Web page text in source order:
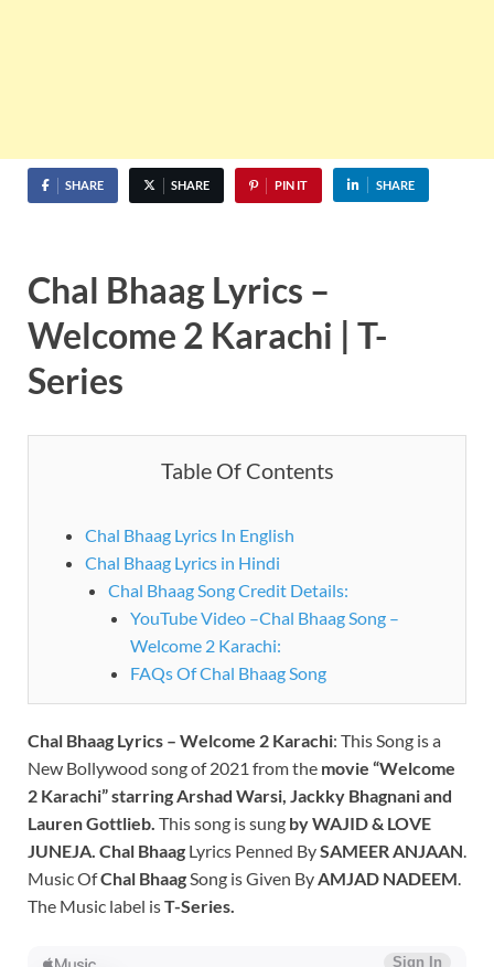
SHARE SHARE PIN IT SHARE
Chal Bhaag Lyrics –
Welcome 2 Karachi | T-
Series
Table Of Contents
Chal Bhaag Lyrics In English
Chal Bhaag Lyrics in Hindi
Chal Bhaag Song Credit Details:
YouTube Video –Chal Bhaag Song –
Welcome 2 Karachi:
FAQs Of Chal Bhaag Song
Chal Bhaag Lyrics – Welcome 2 Karachi: This Song is a
New Bollywood song of 2021 from the movie “Welcome
2 Karachi” starring Arshad Warsi, Jackky Bhagnani and
Lauren Gottlieb. This song is sung byWAJID & LOVE
JUNEJA. Chal Bhaag Lyrics Penned BySAMEER ANJAAN.
Music OfChal BhaagSong is Given ByAMJAD NADEEM.
The Music label isT-Series.